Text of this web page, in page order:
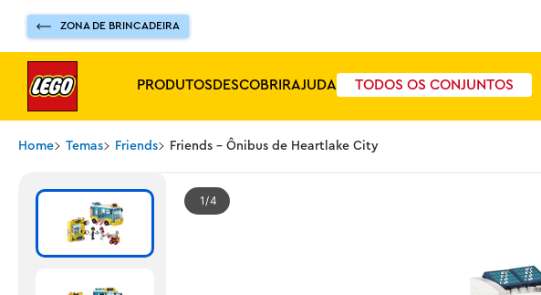
ZONA DE BRINCADEIRA
PRODUTOSDESCOBRIRAJUDA TODOS OS CONJUNTOS
Home Temas Friends Friends - Ônibus de Heartlake City
1 4